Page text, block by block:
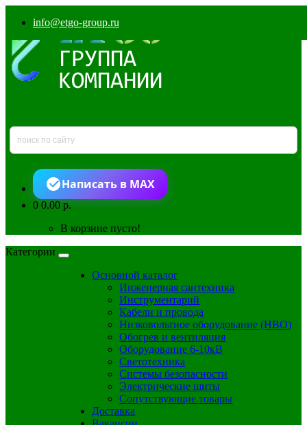
info@etgo-group.ru
Написать в MAX
00.00 р.
В корзине пусто!
Категории
Основной каталог
Инженерная сантехника
Инструментарий
Кабели и провода
Низковольтное оборудование (НВО)
Обогрев и вентиляция
Оборудование 6-10кВ
Светотехника
Системы безопасности
Электрические щиты
Сопутствующие товары
Доставка